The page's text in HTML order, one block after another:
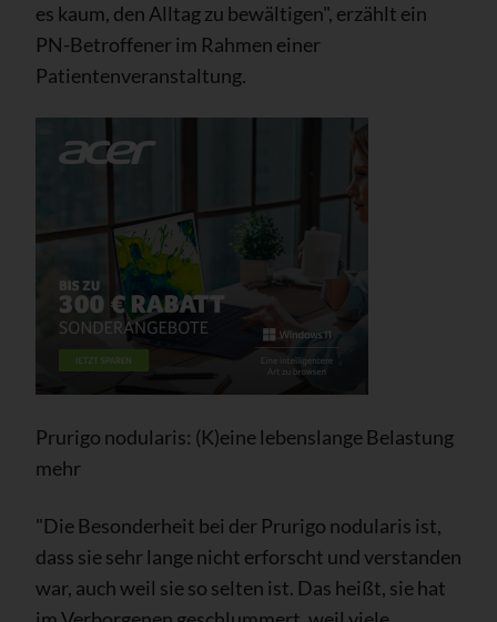
es kaum, den Alltag zu bewältigen", erzählt ein
PN-Betroffener im Rahmen einer
Patientenveranstaltung.
Prurigo nodularis: (K)eine lebenslange Belastung
mehr
"Die Besonderheit bei der Prurigo nodularis ist,
dass sie sehr lange nicht erforscht und verstanden
war, auch weil sie so selten ist. Das heißt, sie hat